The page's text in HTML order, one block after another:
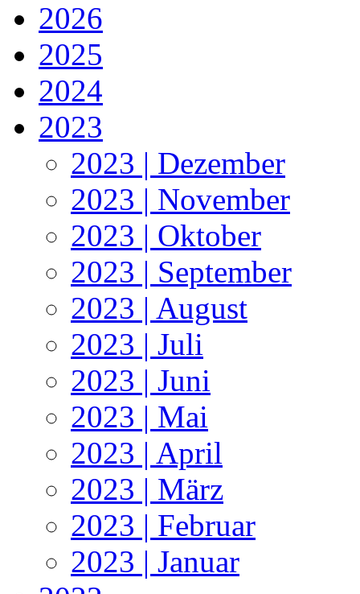
2026
2025
2024
2023
2023 | Dezember
2023 | November
2023 | Oktober
2023 | September
2023 | August
2023 | Juli
2023 | Juni
2023 | Mai
2023 | April
2023 | März
2023 | Februar
2023 | Januar